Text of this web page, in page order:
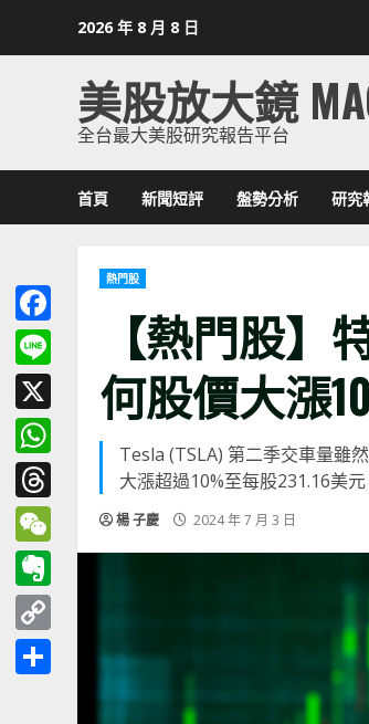
2026 年 8 月 8 日
美股放大鏡
全台最大美股研究報告平台
首頁 新聞短評 盤勢分析 研究
熱門股
【熱門股
何股價大漲
Tesla (TSLA) 第二季交車量雖
大漲超過10%至每股231.16美元
楊 子慶 2024 年 7 月 3 日
Facebook
Line
X
WhatsApp
Threads
WeChat
Evernote
Copy